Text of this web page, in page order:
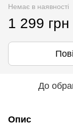
Немає в наявності
1 299 грн
До
Опис